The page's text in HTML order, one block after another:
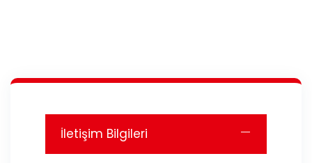
İletişim Bilgileri